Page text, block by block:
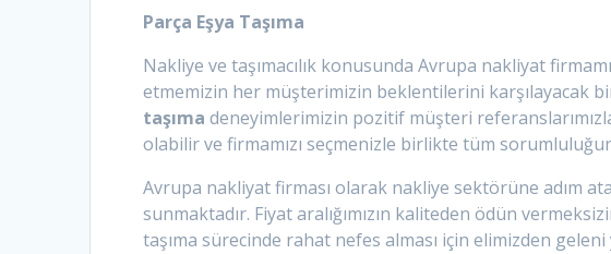
Parça Eşya Taşıma
Nakliye ve taşımacılık konusunda Avrupa nakliyat
etmemizin her müşterimizin beklentilerini karşılayacak
taşımadeneyimlerimizin pozitif müşteri
olabilir ve firmamızı seçmenizle birlikte tüm
Avrupa nakliyat firması olarak nakliye sektörüne adım
sunmaktadır. Fiyat aralığımızın kaliteden ödün
taşıma sürecinde rahat nefes alması için elimizden